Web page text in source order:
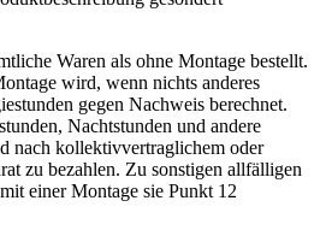
Waren als ohne Montage bestellt.
wird, wenn nichts anderes
gegen Nachweis berechnet.
Nachtstunden und andere
nach kollektivvertraglichem oder
zu bezahlen. Zu sonstigen allfälligen
einer Montage sie Punkt 12